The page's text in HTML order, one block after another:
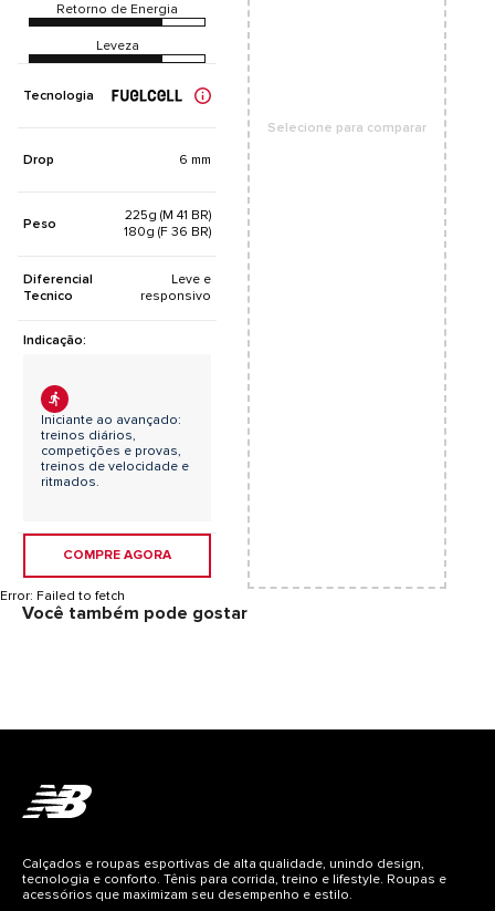
Entressola composta por uma mistura de
PEBAX® e EVA garante absorção de impacto,
leveza e uma sensação rápida sob os pés;
Cabedal em Engineered Mesh oferece
respirabilidade e suporte;
Tecnologia FantomFit - Proporciona suporte
ultraleve com uma estrutura sem costuras
Projetado para um ajuste justo ao pé. Se estiver entre
dois tamanhos, recomendamos escolher o número
maior.
Retorno de Energia
Leveza
Tecnologia
Drop 6 mm
Peso
225g (M 41 BR)
180g (F 36 BR)
Diferencial
Tecnico
Leve e
responsivo
Indicação:
Iniciante ao avançado:
treinos diários,
competições e provas,
treinos de velocidade e
ritmados.
COMPRE AGORA
Selecione para comparar
Error: Failed to fetch
Você também pode gostar
Calçados e roupas esportivas de alta qualidade, unindo design,
tecnologia e conforto. Tênis para corrida, treino e lifestyle. Roupas e
acessórios que maximizam seu desempenho e estilo.